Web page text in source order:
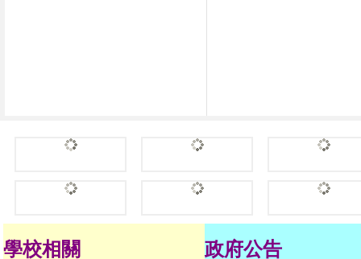
學校相關 政府公告